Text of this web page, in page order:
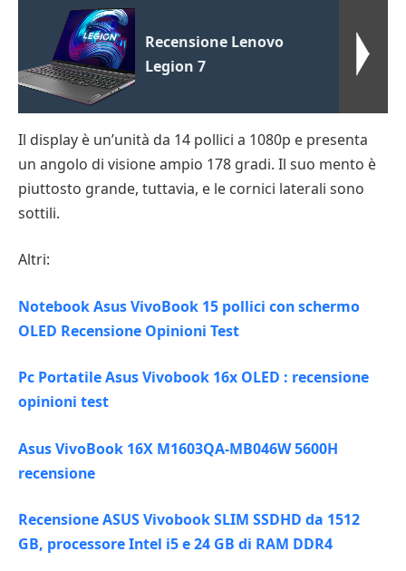
Recensione Lenovo
Legion 7
Il display è un’unità da 14 pollici a 1080p e presenta
un angolo di visione ampio 178 gradi. Il suo mento è
piuttosto grande, tuttavia, e le cornici laterali sono
sottili.
Altri:
Notebook Asus VivoBook 15 pollici con schermo
OLED Recensione Opinioni Test
Pc Portatile Asus Vivobook 16x OLED : recensione
opinioni test
Asus VivoBook 16X M1603QA-MB046W 5600H
recensione
Recensione ASUS Vivobook SLIM SSDHD da 1512
GB, processore Intel i5 e 24 GB di RAM DDR4